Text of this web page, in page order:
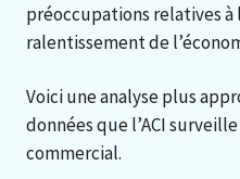
préoccupations relatives
ralentissement de
Voici une analyse plus
données que l’ACI
commercial.